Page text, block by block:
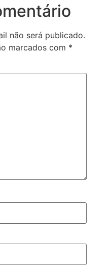
não será publicado.
marcados com *